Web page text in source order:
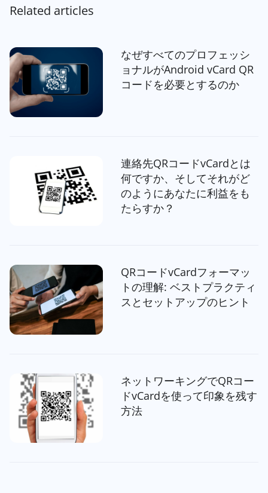
Related articles
なぜすべてのプロフェッシ
ョナルがAndroid vCard QR
コードを必要とするのか
連絡先QRコードvCardとは
何ですか、そしてそれがど
のようにあなたに利益をも
たらすか？
QRコードvCardフォーマッ
トの理解: ベストプラクティ
スとセットアップのヒント
ネットワーキングでQRコー
ドvCardを使って印象を残す
方法